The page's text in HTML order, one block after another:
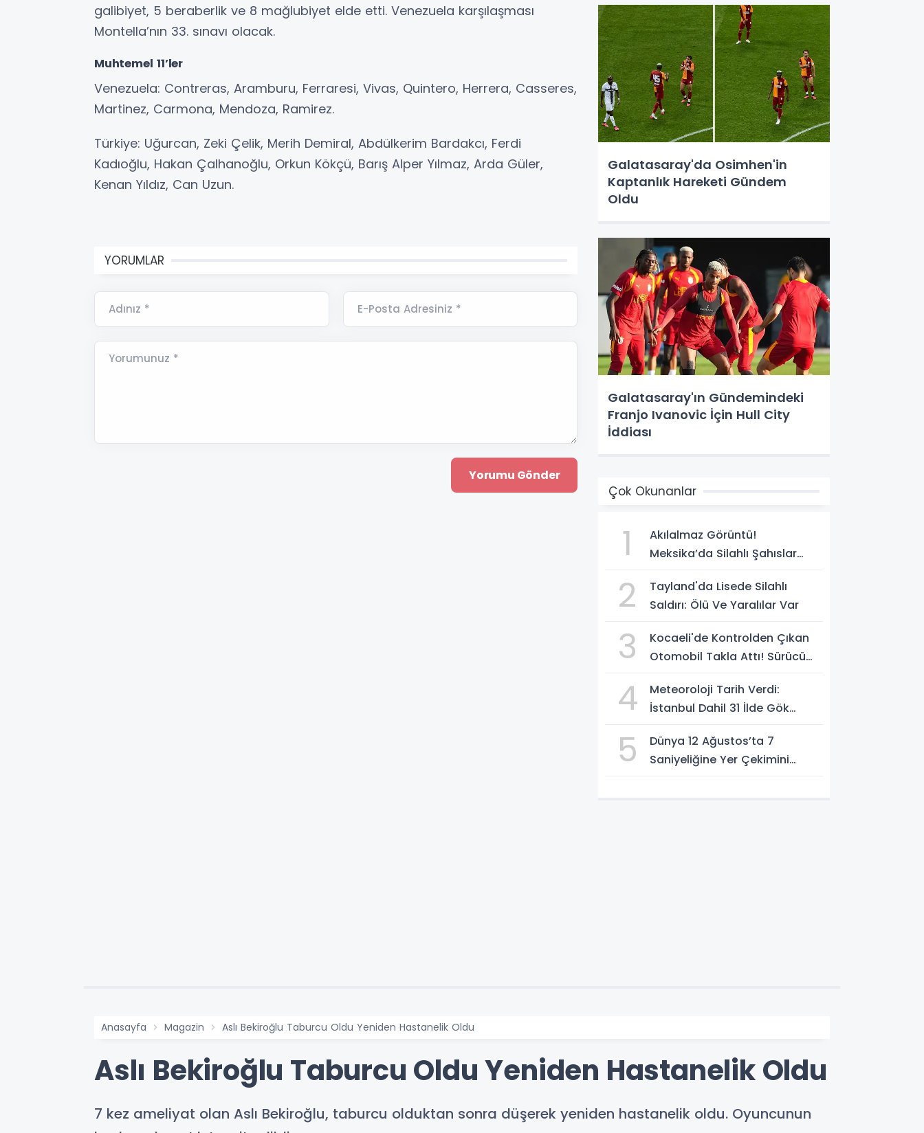
galibiyet, 5 beraberlik ve 8 mağlubiyet elde etti. Venezuela karşılaşması
Montella’nın 33. sınavı olacak.
Muhtemel 11’ler
Venezuela: Contreras, Aramburu, Ferraresi, Vivas, Quintero, Herrera, Casseres,
Martinez, Carmona, Mendoza, Ramirez.
Türkiye: Uğurcan, Zeki Çelik, Merih Demiral, Abdülkerim Bardakcı, Ferdi
Kadıoğlu, Hakan Çalhanoğlu, Orkun Kökçü, Barış Alper Yılmaz, Arda Güler,
Kenan Yıldız, Can Uzun.
YORUMLAR
Adınız * E-Posta Adresiniz *
Yorumunuz *
Galatasaray'da Osimhen'in
Kaptanlık Hareketi Gündem
Oldu
Galatasaray'ın Gündemindeki
Franjo Ivanovic İçin Hull City
İddiası
Çok Okunanlar
1
Akılalmaz Görüntü!
Meksika’da Silahlı Şahıslar
Rahatça Geçti
2
Tayland'da Lisede Silahlı
Saldırı: Ölü Ve Yaralılar Var
3
Kocaeli'de Kontrolden Çıkan
Otomobil Takla Attı! Sürücü
İmkanlarıyla Çıktı
4
Meteoroloji Tarih Verdi:
İstanbul Dahil 31 İlde Gök
5
Dünya 12 Ağustos’ta 7
Saniyeliğine Yer Çekimini
Anasayfa Magazin Aslı Bekiroğlu Taburcu Oldu Yeniden Hastanelik Oldu
Aslı Bekiroğlu Taburcu Oldu Yeniden Hastanelik Oldu
7 kez ameliyat olan Aslı Bekiroğlu, taburcu olduktan sonra düşerek yeniden hastanelik oldu. Oyuncunun